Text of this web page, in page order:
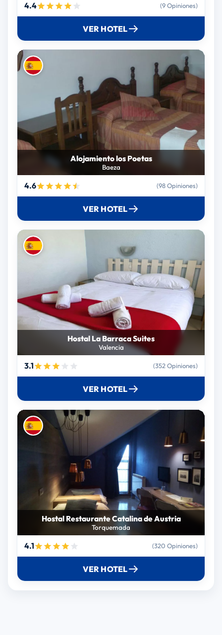
4.4 (9 Opiniones)
VER HOTEL
Alojamiento los Poetas
Baeza
4.6 (98 Opiniones)
VER HOTEL
Hostal La Barraca Suites
Valencia
3.1 (352 Opiniones)
VER HOTEL
Hostal Restaurante Catalina de Austria
Torquemada
4.1 (320 Opiniones)
VER HOTEL